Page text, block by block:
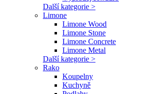
Další kategorie >
Limone
Limone Wood
Limone Stone
Limone Concrete
Limone Metal
Další kategorie >
Rako
Koupelny
Kuchyně